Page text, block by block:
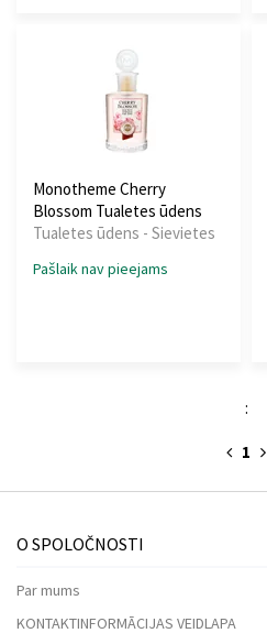
Monotheme Cherry
Blossom Tualetes ūdens
Tualetes ūdens - Sievietes
Pašlaik nav pieejams
:
1
O SPOLOČNOSTI
Par mums
KONTAKTINFORMĀCIJAS VEIDLAPA